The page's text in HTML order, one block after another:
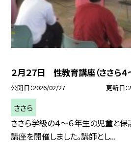
２月２7日 性教育講座（ささら４
公開日 2026/02/27 更新日
ささら
ささら学級の４～６年生の児童と
講座を開催しました。講師とし...